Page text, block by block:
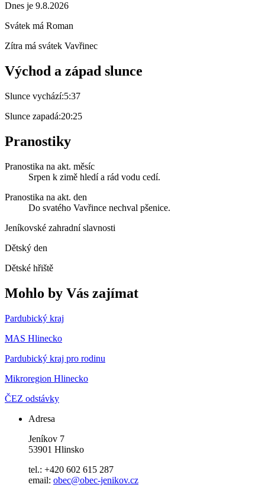
Dnes je 9.8.2026
Svátek má Roman
Zítra má svátek Vavřinec
Východ a západ slunce
Slunce vychází:5:37
Slunce zapadá:20:25
Pranostiky
Pranostika na akt. měsíc
Srpen k zimě hledí a rád vodu cedí.
Pranostika na akt. den
Do svatého Vavřince nechval pšenice.
Jeníkovské zahradní slavnosti
Dětský den
Dětské hřiště
Mohlo by Vás zajímat
Pardubický kraj
MAS Hlinecko
Pardubický kraj pro rodinu
Mikroregion Hlinecko
ČEZ odstávky
Adresa
Jeníkov 7
53901 Hlinsko
tel.: +420 602 615 287
email: obec@obec-jenikov.cz